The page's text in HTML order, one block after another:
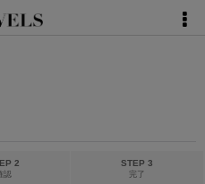
2
認
STEP 3
完了